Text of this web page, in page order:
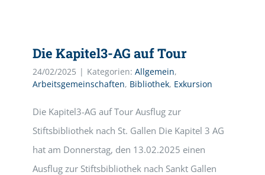
Die Kapitel3-AG auf Tour
24/02/2025 | Kategorien: Allgemein,
Arbeitsgemeinschaften, Bibliothek, Exkursion
Die Kapitel3-AG auf Tour Ausflug zur
Stiftsbibliothek nach St. Gallen Die Kapitel 3 AG
hat am Donnerstag, den 13.02.2025 einen
Ausflug zur Stiftsbibliothek nach Sankt Gallen